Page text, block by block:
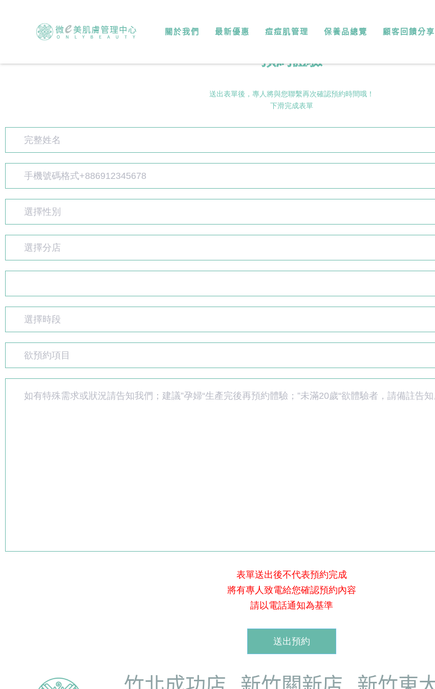
關於我們 最新優惠 痘痘肌管理 保養品總覽 顧客回饋分享
預約體驗
送出表單後，專人將與您聯繫再次確認預約時間哦！
下滑完成表單
選擇性別
選擇分店
選擇時段
欲預約項目
表單送出後不代表預約完成
將有專人致電給您確認預約內容
請以電話通知為基準